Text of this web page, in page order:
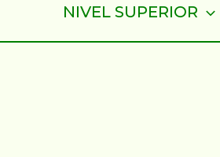
NIVEL SUPERIOR